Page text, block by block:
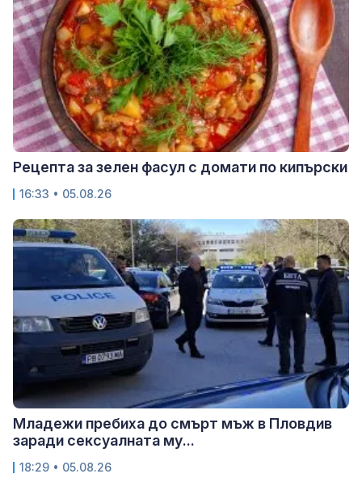
Рецепта за зелен фасул с домати по кипърски
16:33 • 05.08.26
Младежи пребиха до смърт мъж в Пловдив
заради сексуалната му...
18:29 • 05.08.26